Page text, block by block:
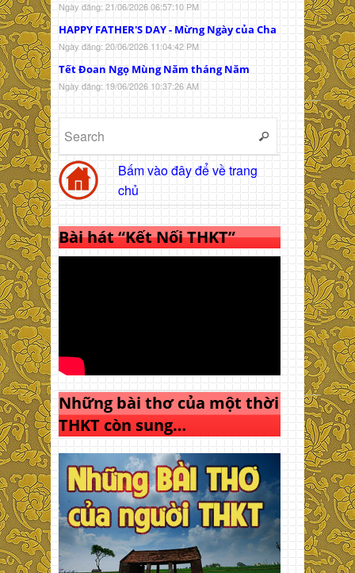
Ngày đăng: 21/06/2026 06:57:10 PM
HAPPY FATHER'S DAY - Mừng Ngày của Cha
Ngày đăng: 20/06/2026 11:04:42 PM
Tết Đoan Ngọ Mùng Năm tháng Năm
Ngày đăng: 19/06/2026 10:37:26 AM
Bấm vào đây để về trang
chủ
Bài hát “Kết Nối THKT”
Những bài thơ của một thời
THKT còn sung…